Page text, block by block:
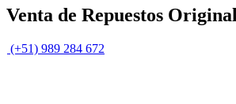
Venta de Repuestos
(+51) 989 284 672